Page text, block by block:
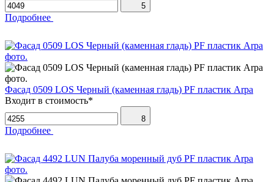
5
Подробнее
Фасад 0509 LOS Черный (каменная гладь) PF пластик Arpa
Входит в стоимость*
8
Подробнее